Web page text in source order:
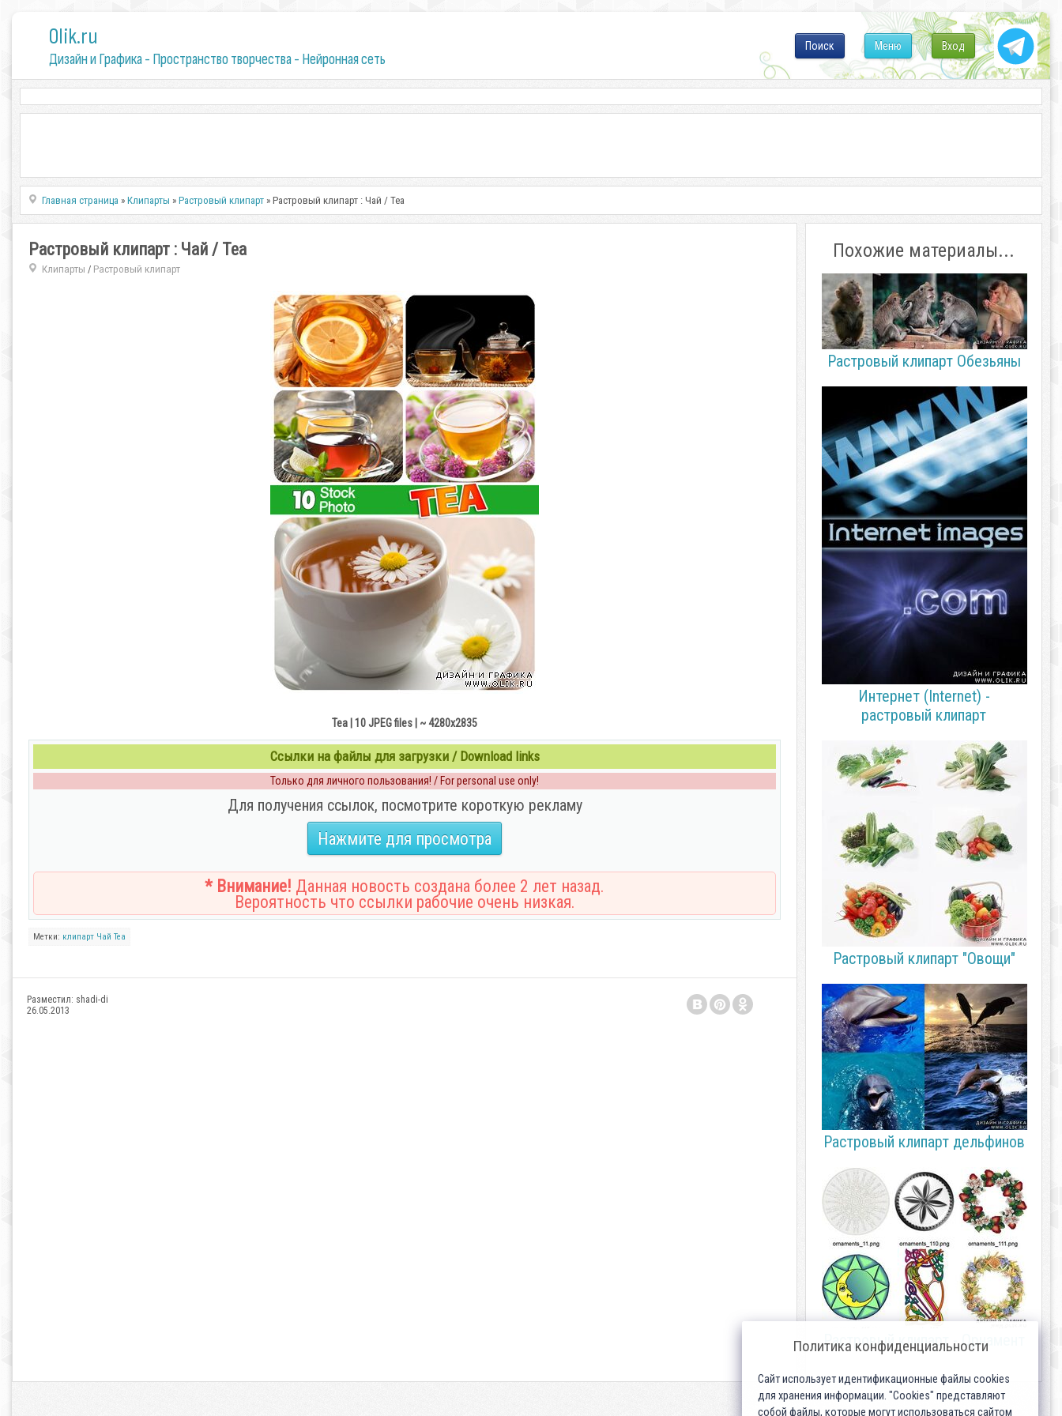
0lik.ru
Дизайн и Графика - Пространство творчества - Нейронная сеть
Вход
Меню
Поиск
Главная страница »Клипарты »Растровый клипарт » Растровый клипарт : Чай / Tea
Растровый клипарт : Чай / Tea
Клипарты / Растровый клипарт
Tea | 10 JPEG files | ~ 4280x2835
Ссылки на файлы для загрузки / Download links
Только для личного пользования! / For personal use only!
Для получения ссылок, посмотрите короткую рекламу
Нажмите для просмотра
* Внимание! Данная новость создана более 2 лет назад.
Вероятность что ссылки рабочие очень низкая.
Метки: клипарт Чай Tea
Разместил: shadi-di
26.05.2013
Похожие материалы...
Растровый клипарт Обезьяны
Интернет (Internet) -
растровый клипарт
Растровый клипарт "Овощи"
Растровый клипарт дельфинов
Растровый клипарт - Орнамент
Политика конфиденциальности
Сайт использует идентификационные файлы cookies
для хранения информации. "Cookies" представляют
собой файлы, которые могут использоваться сайтом